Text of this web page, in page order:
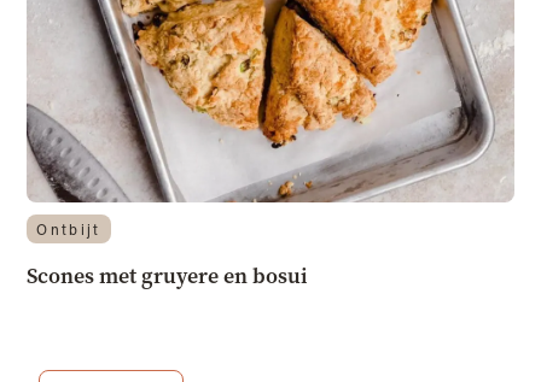
Ontbijt
Scones met gruyere en bosui